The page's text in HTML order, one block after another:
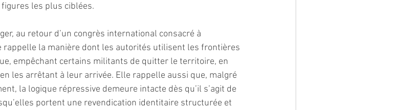
les plus ciblées.
au retour d’un congrès international consacré à
rappelle la manière dont les autorités utilisent les frontières
empêchant certains militants de quitter le territoire, en
les arrêtant à leur arrivée. Elle rappelle aussi que, malgré
la logique répressive demeure intacte dès qu’il s’agit de
portent une revendication identitaire structurée et